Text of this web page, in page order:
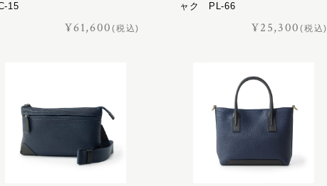
15
¥61,600(税込)
ャク PL-66
¥25,300(税込)